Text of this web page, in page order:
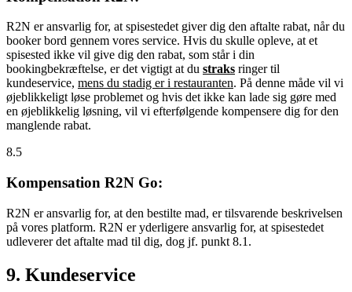
R2N er ansvarlig for, at spisestedet giver dig den aftalte rabat, når du
booker bord gennem vores service. Hvis du skulle opleve, at et
spisested ikke vil give dig den rabat, som står i din
bookingbekræftelse, er det vigtigt at du straks ringer til
kundeservice, mens du stadig er i restauranten. På denne måde vil vi
øjeblikkeligt løse problemet og hvis det ikke kan lade sig gøre med
en øjeblikkelig løsning, vil vi efterfølgende kompensere dig for den
manglende rabat.
8.5
Kompensation R2N Go:
R2N er ansvarlig for, at den bestilte mad, er tilsvarende beskrivelsen
på vores platform. R2N er yderligere ansvarlig for, at spisestedet
udleverer det aftalte mad til dig, dog jf. punkt 8.1.
9. Kundeservice